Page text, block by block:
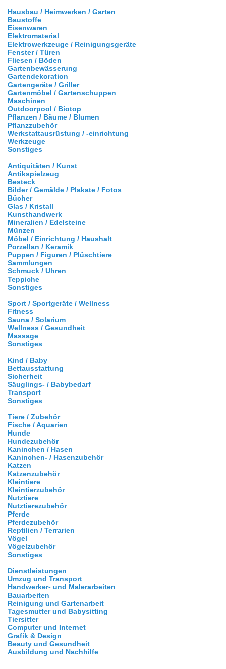
Hausbau / Heimwerken / Garten
Baustoffe
Eisenwaren
Elektromaterial
Elektrowerkzeuge / Reinigungsgeräte
Fenster / Türen
Fliesen / Böden
Gartenbewässerung
Gartendekoration
Gartengeräte / Griller
Gartenmöbel / Gartenschuppen
Maschinen
Outdoorpool / Biotop
Pflanzen / Bäume / Blumen
Pflanzzubehör
Werkstattausrüstung / -einrichtung
Werkzeuge
Sonstiges
Antiquitäten / Kunst
Antikspielzeug
Besteck
Bilder / Gemälde / Plakate / Fotos
Bücher
Glas / Kristall
Kunsthandwerk
Mineralien / Edelsteine
Münzen
Möbel / Einrichtung / Haushalt
Porzellan / Keramik
Puppen / Figuren / Plüschtiere
Sammlungen
Schmuck / Uhren
Teppiche
Sonstiges
Sport / Sportgeräte / Wellness
Fitness
Sauna / Solarium
Wellness / Gesundheit
Massage
Sonstiges
Kind / Baby
Bettausstattung
Sicherheit
Säuglings- / Babybedarf
Transport
Sonstiges
Tiere / Zubehör
Fische / Aquarien
Hunde
Hundezubehör
Kaninchen / Hasen
Kaninchen- / Hasenzubehör
Katzen
Katzenzubehör
Kleintiere
Kleintierzubehör
Nutztiere
Nutztierezubehör
Pferde
Pferdezubehör
Reptilien / Terrarien
Vögel
Vögelzubehör
Sonstiges
Dienstleistungen
Umzug und Transport
Handwerker- und Malerarbeiten
Bauarbeiten
Reinigung und Gartenarbeit
Tagesmutter und Babysitting
Tiersitter
Computer und Internet
Grafik & Design
Beauty und Gesundheit
Ausbildung und Nachhilfe